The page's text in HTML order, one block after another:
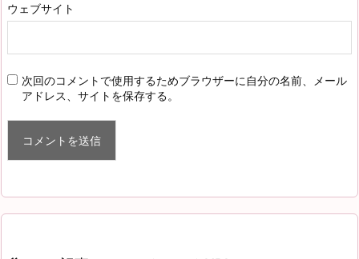
ウェブサイト
次回のコメントで使用するためブラウザーに自分の名前、メール
アドレス、サイトを保存する。